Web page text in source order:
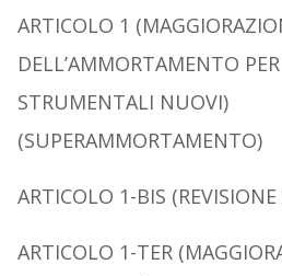
ARTICOLO 1 (M
DELL’AMMORTAMENTO
STRUMENTALI NUOVI)
(SUPERAMMORTAMENTO)
ARTICOLO 1-BIS (R
ARTICOLO 1-TER (M